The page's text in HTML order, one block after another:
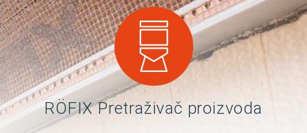
RÖFIX Pretraživač proizvoda